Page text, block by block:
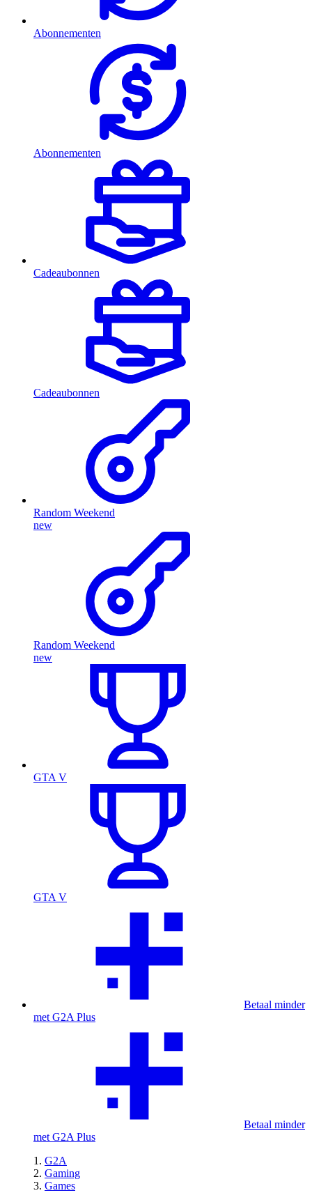
Abonnementen
Abonnementen
Cadeaubonnen
Cadeaubonnen
Random Weekend
new
Random Weekend
new
GTA V
GTA V
Betaal minder
met G2A Plus
Betaal minder
met G2A Plus
G2A
Gaming
Games